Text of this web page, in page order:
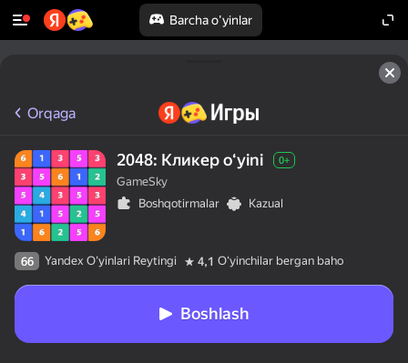
Barcha o'yinlar
Orqaga
2048: Кликер oʻyini 0+
GameSky
Boshqotirmalar
Kazual
66 Yandex O'yinlari Reytingi 4,1 Oʻyinchilar bergan baho
Boshlash